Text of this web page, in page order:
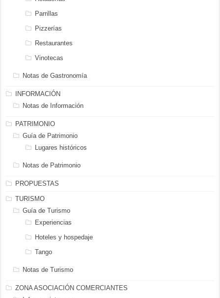
Parrillas
Pizzerías
Restaurantes
Vinotecas
Notas de Gastronomía
INFORMACIÓN
Notas de Información
PATRIMONIO
Guía de Patrimonio
Lugares históricos
Notas de Patrimonio
PROPUESTAS
TURISMO
Guía de Turismo
Experiencias
Hoteles y hospedaje
Tango
Notas de Turismo
ZONA ASOCIACIÓN COMERCIANTES